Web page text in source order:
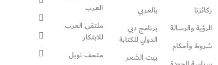
ركائزنا
الرؤية والرسالة
شروط وأحكام
بالعربي
برنامج دبي
الدولي للكتابة
بيت الشعر
العرب
ملتقى العرب
للابتكار
متحف نوبل